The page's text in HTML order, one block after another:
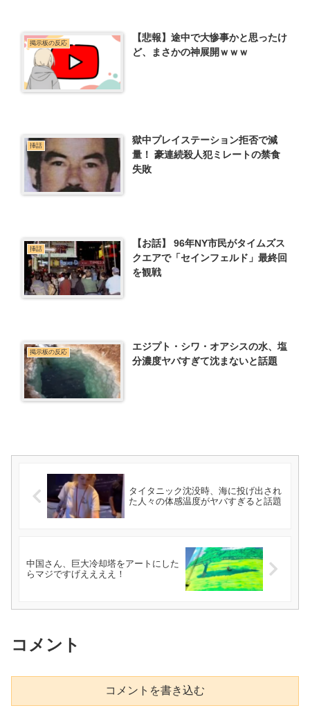
掲示板の反応
【悲報】途中で大惨事かと思ったけ
ど、まさかの神展開ｗｗｗ
挿話
獄中プレイステーション拒否で減
量！ 豪連続殺人犯ミレートの禁食
失敗
挿話
【お話】 96年NY市民がタイムズス
クエアで「セインフェルド」最終回
を観戦
掲示板の反応
エジプト・シワ・オアシスの水、塩
分濃度ヤバすぎて沈まないと話題
タイタニック沈没時、海に投げ出され
た人々の体感温度がヤバすぎると話題
中国さん、巨大冷却塔をアートにした
らマジですげええええ！
コメント
コメントを書き込む